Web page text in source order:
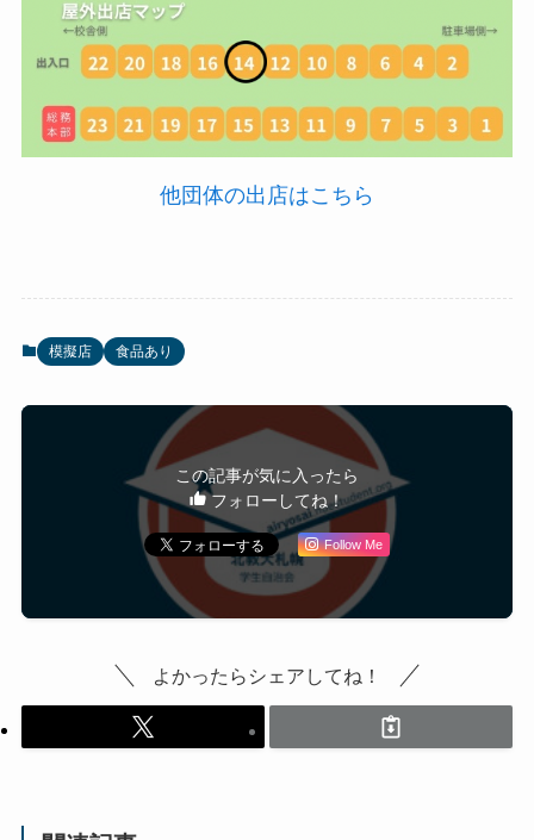
他団体の出店はこちら
模擬店 食品あり
この記事が気に入ったら
フォローしてね！
Follow Me
よかったらシェアしてね！